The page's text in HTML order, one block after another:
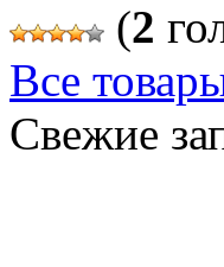
(2
Все
Свежие